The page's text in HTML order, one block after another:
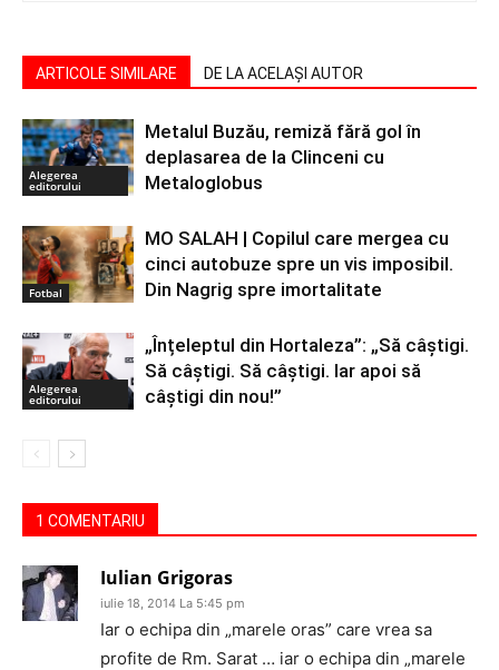
ARTICOLE SIMILARE DE LA ACELAȘI AUTOR
Alegerea
editorului
Metalul Buzău, remiză fără gol în
deplasarea de la Clinceni cu
Metaloglobus
Fotbal
MO SALAH | Copilul care mergea cu
cinci autobuze spre un vis imposibil.
Din Nagrig spre imortalitate
Alegerea
editorului
„Înțeleptul din Hortaleza”: „Să câștigi.
Să câștigi. Să câștigi. Iar apoi să
câștigi din nou!”
1 COMENTARIU
Iulian Grigoras
iulie 18, 2014 La 5:45 pm
Iar o echipa din „marele oras” care vrea sa
profite de Rm. Sarat … iar o echipa din „marele